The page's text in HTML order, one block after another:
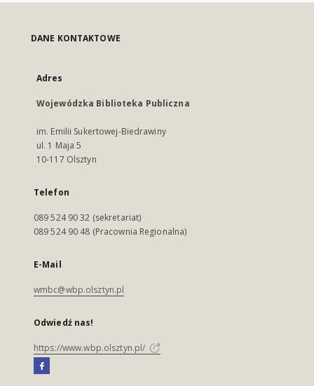
DANE KONTAKTOWE
Adres
Wojewódzka Biblioteka Publiczna
im. Emilii Sukertowej-Biedrawiny
ul. 1 Maja 5
10-117 Olsztyn
Telefon
089 524 90 32 (sekretariat)
089 524 90 48 (Pracownia Regionalna)
E-Mail
wmbc@wbp.olsztyn.pl
Odwiedź nas!
https://www.wbp.olsztyn.pl/